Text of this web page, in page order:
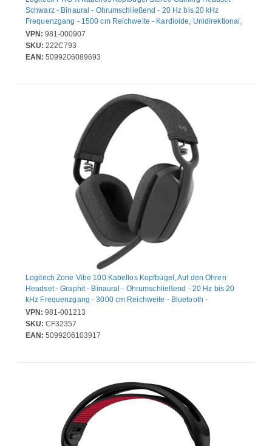
Schwarz - Binaural - Ohrumschließend - 20 Hz bis 20 kHz
Frequenzgang - 1500 cm Reichweite - Kardioide, Unidirektional,
Elektret-Mikrofon, Kondensator Mikrophon
VPN: 981-000907
SKU: 222C793
EAN: 5099206089693
Logitech Zone Vibe 100 Kabellos Kopfbügel, Auf den Ohren
Headset - Graphit - Binaural - Ohrumschließend - 20 Hz bis 20
kHz Frequenzgang - 3000 cm Reichweite - Bluetooth -
Omnidirektional, MEMS-Technologie, Gerichtet,
Geräuschunterdrückung Mikrophon
VPN: 981-001213
SKU: CF32357
EAN: 5099206103917